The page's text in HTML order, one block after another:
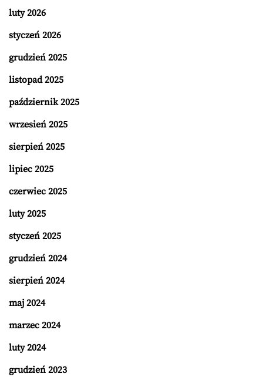
luty 2026
styczeń 2026
grudzień 2025
listopad 2025
październik 2025
wrzesień 2025
sierpień 2025
lipiec 2025
czerwiec 2025
luty 2025
styczeń 2025
grudzień 2024
sierpień 2024
maj 2024
marzec 2024
luty 2024
grudzień 2023